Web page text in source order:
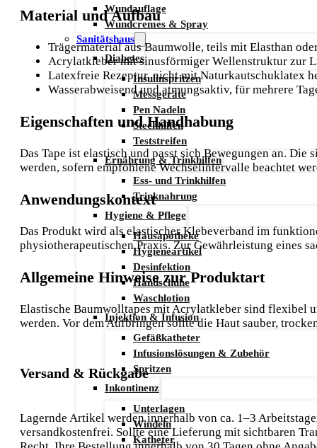
Wundauflage
Wundcremes & Spray
Sanitätshaus
Diabetes
Insulinspritzen
Messgeräte
Pen Nadeln
Stechhilfen
Teststreifen
Ernährung & Trinkhilfen
Ess- und Trinkhilfen
Trinknahrung
Hygiene & Pflege
Hausapotheke
Hygieneartikel
Desinfektion
Handschuhe
Waschlotion
Injektion & Infusion
Gefäßkatheter
Infusionslösungen & Zubehör
Spritzen
Inkontinenz
Unterlagen
Windeln
Katheter
Material und Aufbau
Trägermaterial aus Baumwolle, teils mit Elasthan
Acrylatkleber mit sinusförmiger Wellenstruktur zur
Latexfreie Rezeptur, nicht mit Naturkautschuklatex
Wasserabweisend und atmungsaktiv, für mehrere
Eigenschaften und Handhabung
Das Tape ist elastisch und passt sich Bewegungen an.
werden, sofern empfohlene Wechselintervalle beachtet
Anwendungskontext
Das Produkt wird als elastischer Klebeverband im
physiotherapeutischen Praxis. Zur Gewährleistung eines
Allgemeine Hinweise zur Produktart
Elastische Baumwolltapes mit Acrylatkleber sind flexibel
werden. Vor dem Aufbringen sollte die Haut sauber,
Versand & Rückgabe
Lagernde Artikel werden innerhalb von ca. 1–3
versandkostenfrei. Sollte eine Lieferung mit sichtbaren